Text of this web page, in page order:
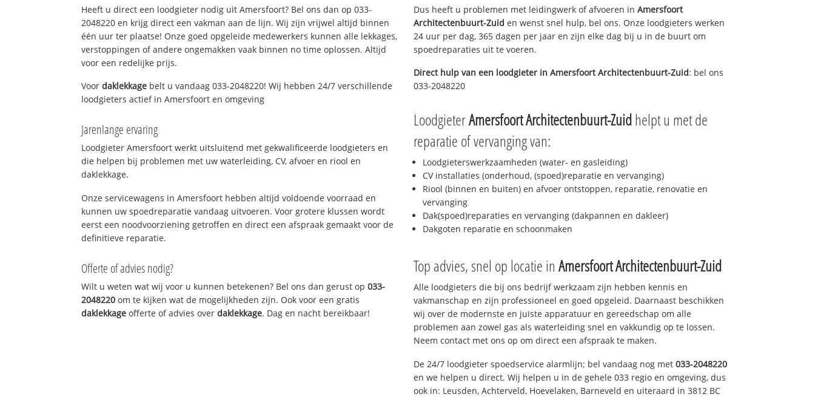
Heeft u direct een loodgieter nodig uit Amersfoort? Bel ons dan op 033-
2048220 en krijg direct een vakman aan de lijn. Wij zijn vrijwel altijd binnen
één uur ter plaatse! Onze goed opgeleide medewerkers kunnen alle lekkages,
verstoppingen of andere ongemakken vaak binnen no time oplossen. Altijd
voor een redelijke prijs.
Voordaklekkage belt u vandaag 033-2048220! Wij hebben 24/7 verschillende
loodgieters actief in Amersfoort en omgeving
Jarenlange ervaring
Loodgieter Amersfoort werkt uitsluitend met gekwalificeerde loodgieters en
die helpen bij problemen met uw waterleiding, CV, afvoer en riool en
daklekkage.
Onze servicewagens in Amersfoort hebben altijd voldoende voorraad en
kunnen uw spoedreparatie vandaag uitvoeren. Voor grotere klussen wordt
eerst een noodvoorziening getroffen en direct een afspraak gemaakt voor de
definitieve reparatie.
Offerte of advies nodig?
Wilt u weten wat wij voor u kunnen betekenen? Bel ons dan gerust op033-
2048220 om te kijken wat de mogelijkheden zijn. Ook voor een gratis
daklekkage offerte of advies overdaklekkage. Dag en nacht bereikbaar!
Dus heeft u problemen met leidingwerk of afvoeren in Amersfoort
Architectenbuurt-Zuid en wenst snel hulp, bel ons. Onze loodgieters werken
24 uur per dag, 365 dagen per jaar en zijn elke dag bij u in de buurt om
spoedreparaties uit te voeren.
Direct hulp van een loodgieter in Amersfoort Architectenbuurt-Zuid: bel ons
033-2048220
LoodgieterAmersfoort Architectenbuurt-Zuidhelpt u met de
reparatie of vervanging van:
Loodgieterswerkzaamheden (water- en gasleiding)
CV installaties (onderhoud, (spoed)reparatie en vervanging)
Riool (binnen en buiten) en afvoer ontstoppen, reparatie, renovatie en
vervanging
Dak(spoed)reparaties en vervanging (dakpannen en dakleer)
Dakgoten reparatie en schoonmaken
Top advies, snel op locatie in Amersfoort Architectenbuurt-Zuid
Alle loodgieters die bij ons bedrijf werkzaam zijn hebben kennis en
vakmanschap en zijn professioneel en goed opgeleid. Daarnaast beschikken
wij over de modernste en juiste apparatuur en gereedschap om alle
problemen aan zowel gas als waterleiding snel en vakkundig op te lossen.
Neem contact met ons op om direct een afspraak te maken.
De 24/7 loodgieter spoedservice alarmlijn; bel vandaag nog met 033-2048220
en we helpen u direct. Wij helpen u in de gehele 033 regio en omgeving, dus
ook in: Leusden, Achterveld, Hoevelaken, Barneveld en uiteraard in 3812 BC